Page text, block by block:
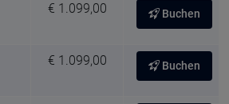
€ 1.099,00 Buchen
€ 1.099,00 Buchen